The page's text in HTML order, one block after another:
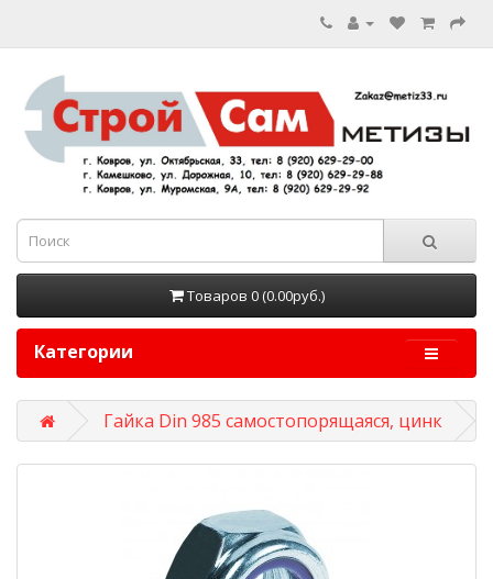
Товаров 0 (0.00руб.)
Категории
Гайка Din 985 самостопорящаяся, цинк